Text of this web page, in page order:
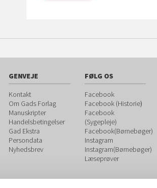
GENVEJE
Kontakt
Om Gads Forlag
Manuskripter
Handelsbetingelser
Gad Ekstra
Persondata
Nyhedsbrev
FØLG OS
Facebook
Facebook (Historie)
Facebook
(Sygepleje)
Facebook(Børnebøger)
Instagram
Instagram(Børnebøger)
Læseprøver